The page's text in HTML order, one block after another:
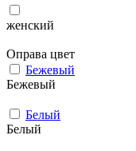
женский
Оправа цвет
Бежевый
Бежевый
Белый
Белый